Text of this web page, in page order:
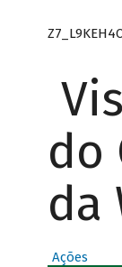
do
da
Ações